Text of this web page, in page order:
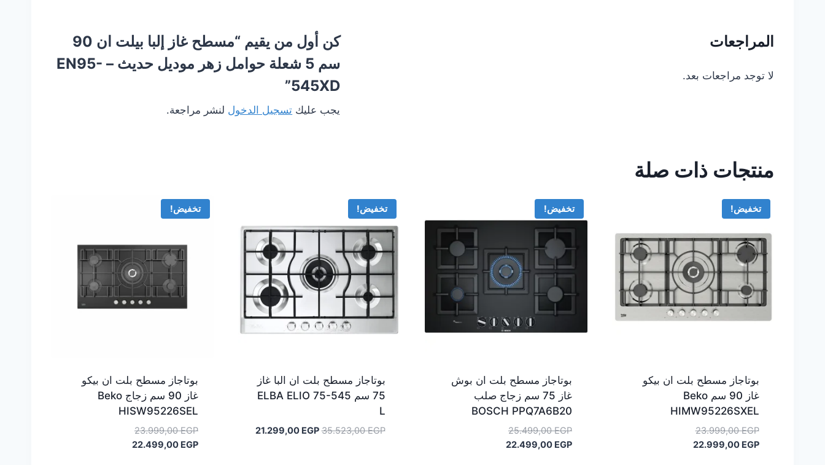
المراجعات
لا توجد مراجعات بعد.
كن أول من يقيم “مسطح غاز إلبا بيلت ان 90
سم 5 شعلة حوامل زهر موديل حديث – EN95-
545XD”
يجب عليك تسجيل الدخول لنشر مراجعة.
منتجات ذات صلة
تخفيض!
بوتاجاز مسطح بلت ان بيكو
غاز 90 سم Beko
HIMW95226SXEL
23.999,00EGP
السعر
الأصلي22.999,00 EGP
السعر
تخفيض!
بوتاجاز مسطح بلت ان بوش
غاز 75 سم زجاج صلب
BOSCH PPQ7A6B20
25.499,00EGP
السعر
الأصلي22.499,00 EGP
السعر
تخفيض!
بوتاجاز مسطح بلت ان البا غاز
75 سم ELBA ELIO 75-545
L
35.523,00EGP
السعر21.299,00 EGP
السعر
تخفيض!
بوتاجاز مسطح بلت ان بيكو
غاز 90 سم زجاج Beko
HISW95226SEL
23.999,00EGP
السعر
الأصلي22.499,00 EGP
السعر